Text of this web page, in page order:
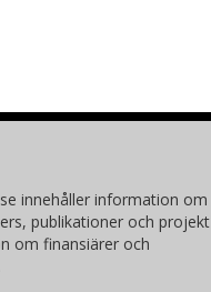
innehåller information om
publikationer och projekt
om finansiärer och